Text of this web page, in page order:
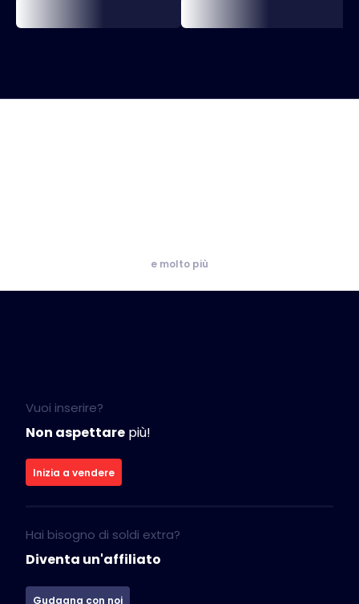
e molto più
Vuoi inserire?
Non aspettare più!
Inizia a vendere
Hai bisogno di soldi extra?
Diventa un'affiliato
Gudagna con noi